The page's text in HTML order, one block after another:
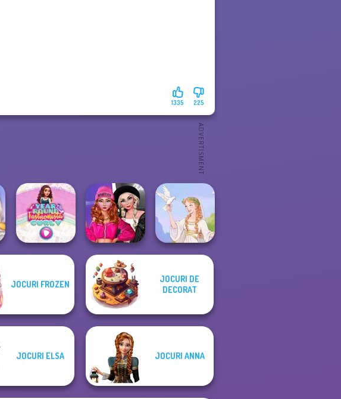
225
1335
Year Round
Fashion Wars
Monochrome Vs
Rai...
Greek Gods
JOCURI FROZEN
JOCURI DE
DECORAT
JOCURI ELSA JOCURI ANNA